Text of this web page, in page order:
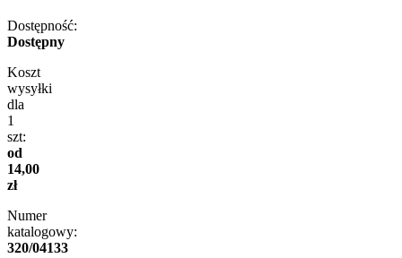
Dostępność:
Dostępny
Koszt
wysyłki
dla
1
szt:
od
14,00
zł
Numer
katalogowy:
320/04133